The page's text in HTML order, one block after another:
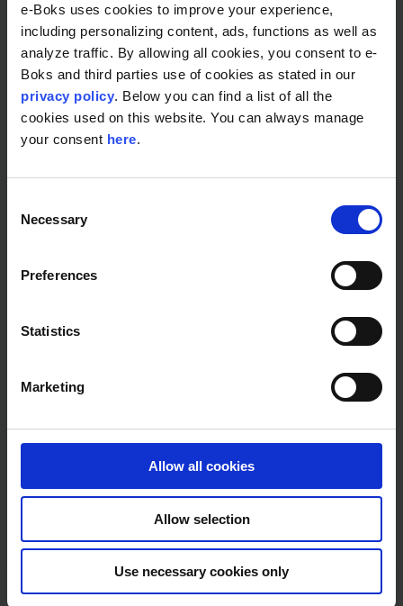
e-Boks uses cookies to improve your experience,
including personalizing content, ads, functions as well as
analyze traffic. By allowing all cookies, you consent to e-
Boks and third parties use of cookies as stated in our
privacy policy. Below you can find a list of all the
cookies used on this website. You can always manage
your consent here.
Selection
Necessary
Preferences
Statistics
Marketing
Allow all cookies
Allow selection
Use necessary cookies only
e-Boks eValg
e-Boks uden CPR
e-Wallet
eIDAS 2.0